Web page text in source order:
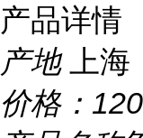
产品详情
产地
上海
价格：